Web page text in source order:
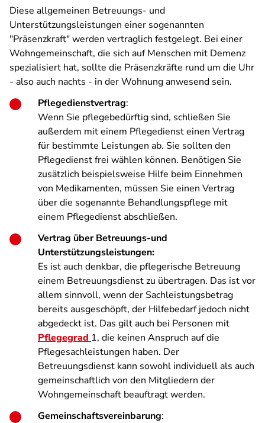
Diese allgemeinen Betreuungs- und
Unterstützungsleistungen einer sogenannten
"Präsenzkraft" werden vertraglich festgelegt. Bei einer
Wohngemeinschaft, die sich auf Menschen mit Demenz
spezialisiert hat, sollte die Präsenzkräfte rund um die Uhr
- also auch nachts - in der Wohnung anwesend sein.
Pflegedienstvertrag:
Wenn Sie pflegebedürftig sind, schließen Sie
außerdem mit einem Pflegedienst einen Vertrag
für bestimmte Leistungen ab. Sie sollten den
Pflegedienst frei wählen können. Benötigen Sie
zusätzlich beispielsweise Hilfe beim Einnehmen
von Medikamenten, müssen Sie einen Vertrag
über die sogenannte Behandlungspflege mit
einem Pflegedienst abschließen.
Vertrag über Betreuungs-und
Unterstützungsleistungen:
Es ist auch denkbar, die pflegerische Betreuung
einem Betreuungsdienst zu übertragen. Das ist vor
allem sinnvoll, wenn der Sachleistungsbetrag
bereits ausgeschöpft, der Hilfebedarf jedoch nicht
abgedeckt ist. Das gilt auch bei Personen mit
Pflegegrad 1, die keinen Anspruch auf die
Pflegesachleistungen haben. Der
Betreuungsdienst kann sowohl individuell als auch
gemeinschaftlich von den Mitgliedern der
Wohngemeinschaft beauftragt werden.
Gemeinschaftsvereinbarung: